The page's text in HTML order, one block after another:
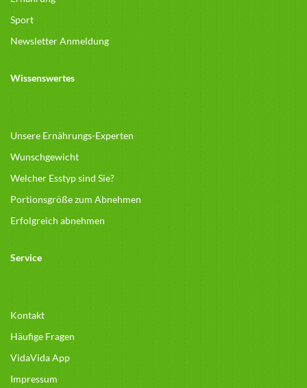
Sport
Newsletter Anmeldung
Wissenswertes
Unsere Ernährungs-Experten
Wunschgewicht
Welcher Esstyp sind Sie?
Portionsgröße zum Abnehmen
Erfolgreich abnehmen
Service
Kontakt
Häufige Fragen
VidaVida App
Impressum